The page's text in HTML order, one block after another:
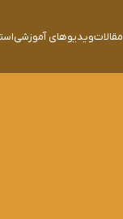
مقالاتویدیوهای آموزشی